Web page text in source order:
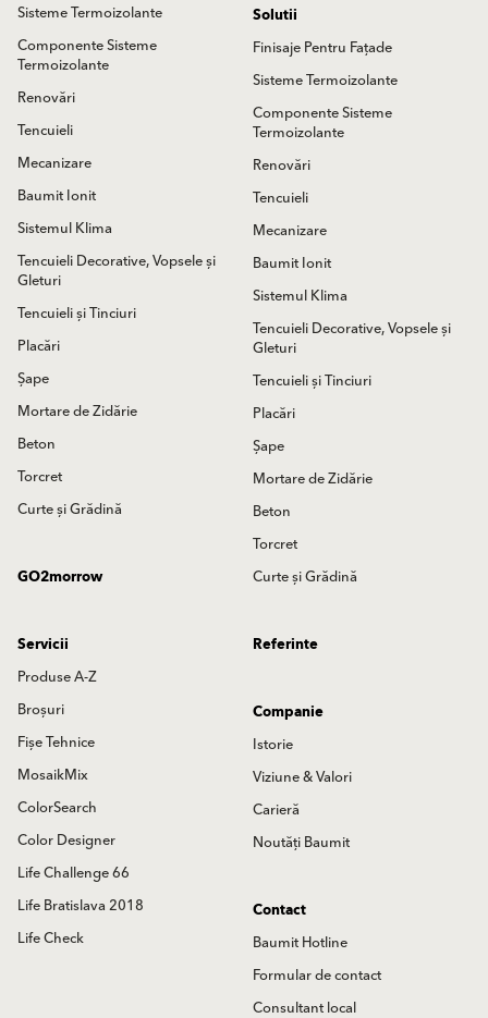
Sisteme Termoizolante
Componente Sisteme
Termoizolante
Renovări
Tencuieli
Mecanizare
Baumit Ionit
Sistemul Klima
Tencuieli Decorative, Vopsele și
Gleturi
Tencuieli și Tinciuri
Placări
Șape
Mortare de Zidărie
Beton
Torcret
Curte și Grădină
Solutii
Finisaje Pentru Fațade
Sisteme Termoizolante
Componente Sisteme
Termoizolante
Renovări
Tencuieli
Mecanizare
Baumit Ionit
Sistemul Klima
Tencuieli Decorative, Vopsele și
Gleturi
Tencuieli și Tinciuri
Placări
Șape
Mortare de Zidărie
Beton
Torcret
Curte și Grădină
GO2morrow
Servicii
Produse A-Z
Broșuri
Fișe Tehnice
MosaikMix
ColorSearch
Color Designer
Life Challenge 66
Life Bratislava 2018
Life Check
Referinte
Companie
Istorie
Viziune & Valori
Carieră
Noutăți Baumit
Contact
Baumit Hotline
Formular de contact
Consultant local